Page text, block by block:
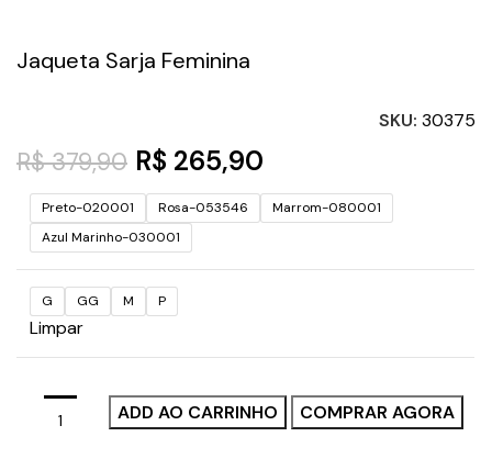
Jaqueta Sarja Feminina
SKU: 30375
R$379,90 R$ 265,90
Preto-020001 Rosa-053546
Marrom-080001
Azul Marinho-030001
G GG M P
Limpar
ADD AO CARRINHO COMPRAR AGORA